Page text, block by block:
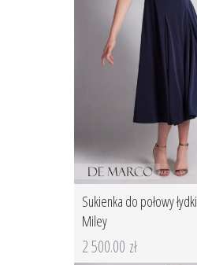
Sukienka do połowy łydki
Miley
2 500.00 zł